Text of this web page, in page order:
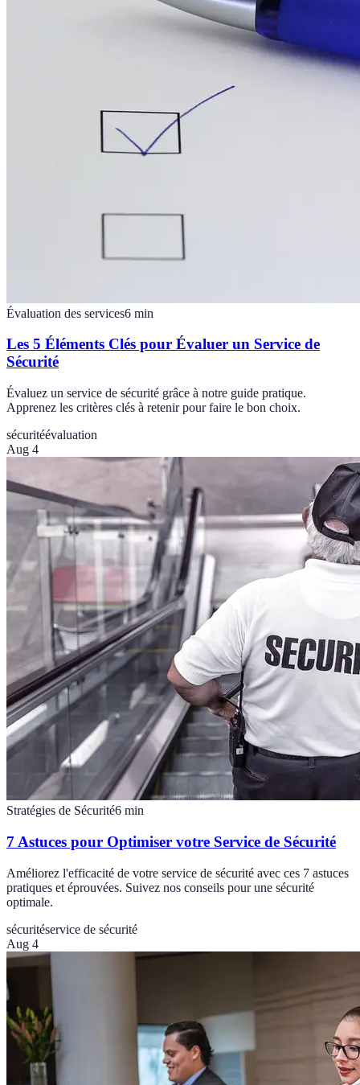
Évaluation des services6 min
Les 5 Éléments Clés pour Évaluer un Service de
Sécurité
Évaluez un service de sécurité grâce à notre guide pratique.
Apprenez les critères clés à retenir pour faire le bon choix.
sécuritéévaluation
Aug 4
Stratégies de Sécurité6 min
7 Astuces pour Optimiser votre Service de Sécurité
Améliorez l'efficacité de votre service de sécurité avec ces 7 astuces
pratiques et éprouvées. Suivez nos conseils pour une sécurité
optimale.
sécuritéservice de sécurité
Aug 4